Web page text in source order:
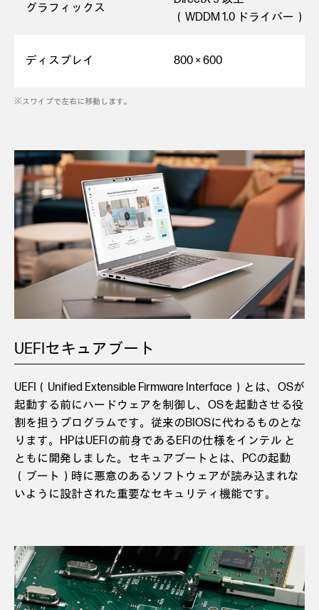
グラフィックス
（WDDM 1.0 ドライバー）
ディスプレイ 800 × 600
※スワイプで左右に移動します。
UEFIセキュアブート
UEFI（Unified Extensible Firmware Interface）とは、OSが
起動する前にハードウェアを制御し、OSを起動させる役
割を担うプログラムです。従来のBIOSに代わるものとな
ります。HPはUEFIの前身であるEFIの仕様をインテル と
ともに開発しました。セキュアブートとは、PCの起動
（ブート）時に悪意のあるソフトウェアが読み込まれな
いように設計された重要なセキュリティ機能です。